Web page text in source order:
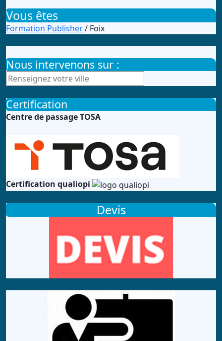
Vous êtes
Formation Publisher/ Foix
Nous intervenons sur :
Certification
Centre de passage TOSA
Certification qualiopi
Devis